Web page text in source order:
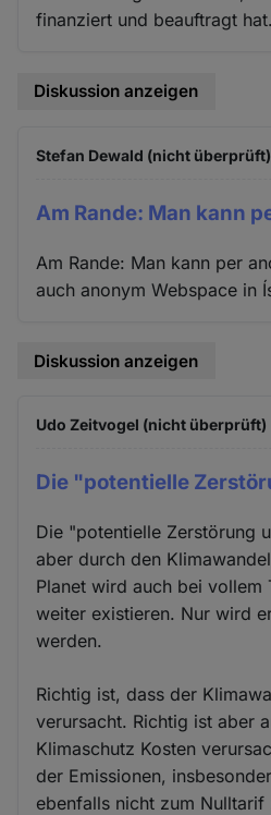
finanziert und beauftragt hat.
Diskussion anzeigen
Stefan Dewald (nicht überprüft)
Am Rande: Man kann
Am Rande: Man kann per
auch anonym Webspace in
Diskussion anzeigen
Udo Zeitvogel (nicht überprüft)
Die "potentielle
Die "potentielle Zerstörung
aber durch den
Planet wird auch bei vollem
weiter existieren. Nur wird
werden.
Richtig ist, dass der
verursacht. Richtig ist aber
Klimaschutz Kosten
der Emissionen,
ebenfalls nicht zum Nulltarif